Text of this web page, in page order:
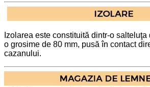
Izolarea este constituită dintr-o
o grosime de 80 mm, pusă în contact
cazanului.